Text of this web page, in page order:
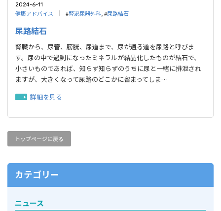
2024-6-11
健康アドバイス #腎泌尿器外科 , #尿路結石
尿路結石
腎臓から、尿管、膀胱、尿道まで、尿が通る道を尿路と呼びま
す。尿の中で過剰になったミネラルが結晶化したものが結石で、
小さいものであれば、知らず知らずのうちに尿と一緒に排泄され
ますが、大きくなって尿路のどこかに留まってしま…
詳細を見る
トップページに戻る
カテゴリー
ニュース